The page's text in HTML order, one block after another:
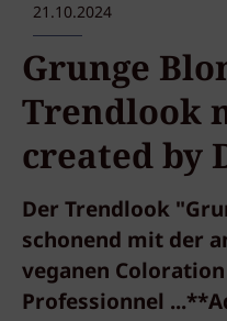
21.10.2024
Grunge
Trendlook
created by
Der Trendlook
schonend mit der
veganen
Professionnel